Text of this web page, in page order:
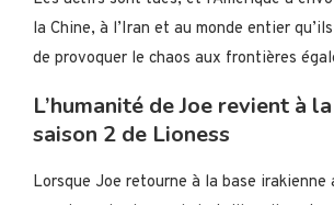
la Chine, à l’Iran et au monde entier
de provoquer le chaos aux frontières
L’humanité de Joe revient à
saison 2 de Lioness
Lorsque Joe retourne à la base